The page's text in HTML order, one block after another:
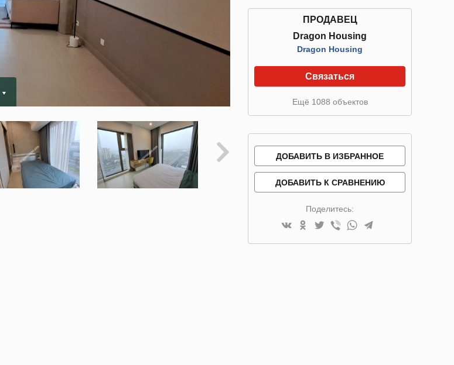
ПРОДАВЕЦ
Dragon Housing
Dragon Housing
Связаться
Ещё 1088 объектов
ДОБАВИТЬ В ИЗБРАННОЕ
ДОБАВИТЬ К СРАВНЕНИЮ
Поделитесь: